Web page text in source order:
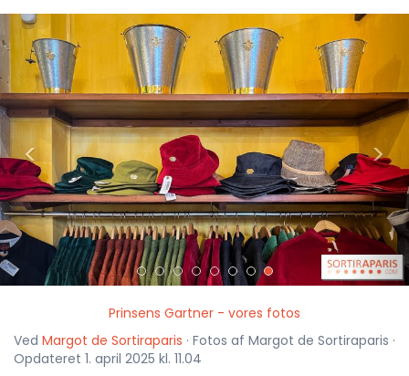
< >
Prinsens Gartner - vores fotos
Ved Margot de Sortiraparis · Fotos af Margot de Sortiraparis ·
Opdateret 1. april 2025 kl. 11.04